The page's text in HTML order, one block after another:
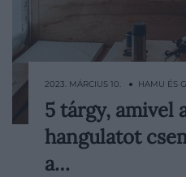
A rusztikus hütte, a
rönkbár mind-mind
nyújtanak a hegyen,
2023. MÁRCIUS 10. ● HAMU ÉS
5 tárgy, amivel
hangulatot
a…